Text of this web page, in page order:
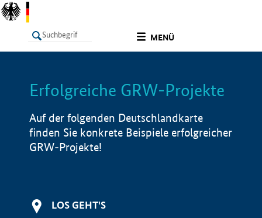
MENÜ
LISTE Info
Erfolgreiche GRW-Projekte
Auf der folgenden Deutschlandkarte
finden Sie konkrete Beispiele erfolgreicher
GRW-Projekte!
LOS GEHT'S